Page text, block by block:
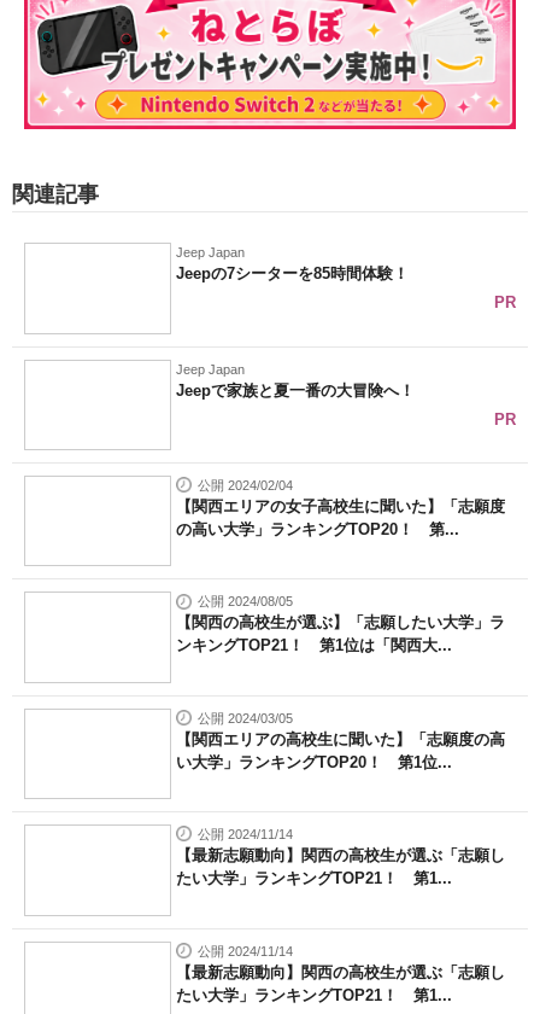
関連記事
Jeep Japan
Jeepの7シーターを85時間体験！
PR
Jeep Japan
Jeepで家族と夏一番の大冒険へ！
PR
公開 2024/02/04
【関西エリアの女子高校生に聞いた】「志願度
の高い大学」ランキングTOP20！ 第...
公開 2024/08/05
【関西の高校生が選ぶ】「志願したい大学」ラ
ンキングTOP21！ 第1位は「関西大...
公開 2024/03/05
【関西エリアの高校生に聞いた】「志願度の高
い大学」ランキングTOP20！ 第1位...
公開 2024/11/14
【最新志願動向】関西の高校生が選ぶ「志願し
たい大学」ランキングTOP21！ 第1...
公開 2024/11/14
【最新志願動向】関西の高校生が選ぶ「志願し
たい大学」ランキングTOP21！ 第1...